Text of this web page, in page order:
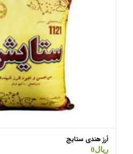
أرز هندي ستایج
ریال0